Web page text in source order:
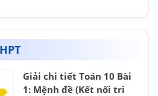
Giải chi tiết Toán 10 Bài
1: Mệnh đề (Kết nối tri